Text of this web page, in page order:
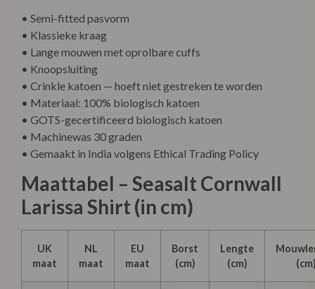
• Semi-fitted pasvorm
• Klassieke kraag
• Lange mouwen met oprolbare cuffs
• Knoopsluiting
• Crinkle katoen — hoeft niet gestreken te worden
• Materiaal: 100% biologisch katoen
• GOTS-gecertificeerd biologisch katoen
• Machinewas 30 graden
• Gemaakt in India volgens Ethical Trading Policy
Maattabel – Seasalt Cornwall
Larissa Shirt (in cm)
UK
maat
NL
maat
EU
maat
Borst
(cm)
Lengte
(cm)